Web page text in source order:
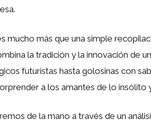
mucho más que una simple
la tradición y la innovación de
futuristas hasta golosinas con
a los amantes de lo insólito
de la mano a través de un